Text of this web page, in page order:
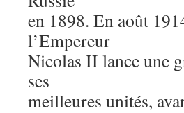
en 1898. En août
l’Empereur
Nicolas II lance une
ses
meilleures unités,